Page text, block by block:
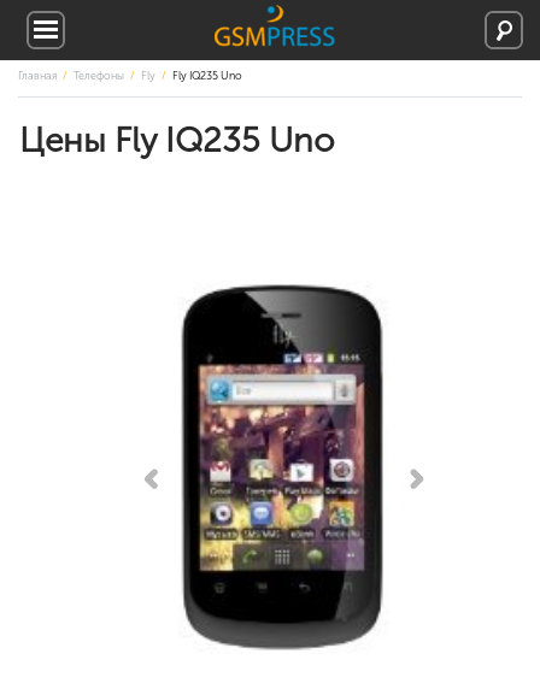
Главная Телефоны Fly Fly IQ235 Uno
Цены Fly IQ235 Uno